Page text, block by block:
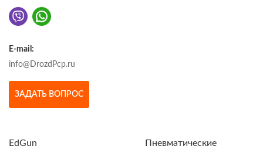
E-mail:
info@DrozdPcp.ru
ЗАДАТЬ ВОПРОС
EdGun
Пневматические